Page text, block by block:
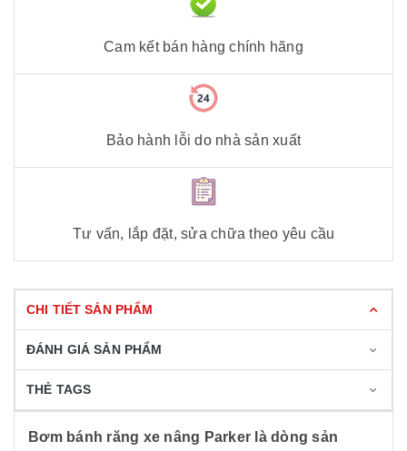
Cam kết bán hàng chính hãng
Bảo hành lỗi do nhà sản xuất
Tư vấn, lắp đặt, sửa chữa theo yêu cầu
CHI TIẾT SẢN PHẨM
ĐÁNH GIÁ SẢN PHẨM
THẺ TAGS
Bơm bánh răng xe nâng Parker là dòng sản